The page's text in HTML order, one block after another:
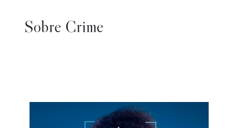
Sobre Crime